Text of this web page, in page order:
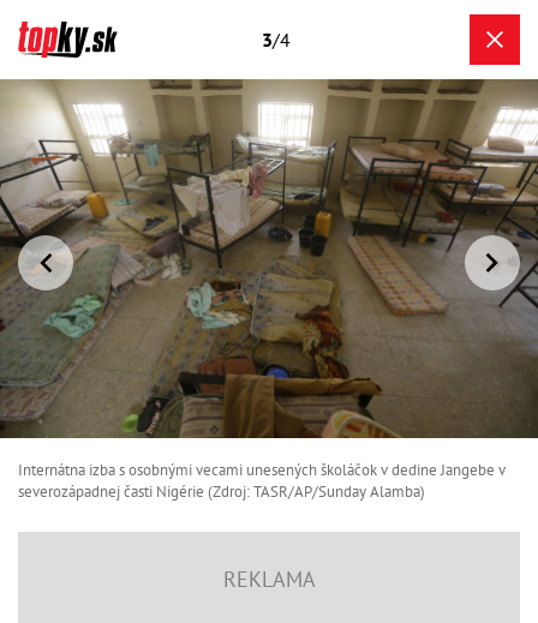
3/4
Internátna izba s osobnými vecami unesených školáčok v dedine Jangebe v
severozápadnej časti Nigérie (Zdroj: TASR/AP/Sunday Alamba)